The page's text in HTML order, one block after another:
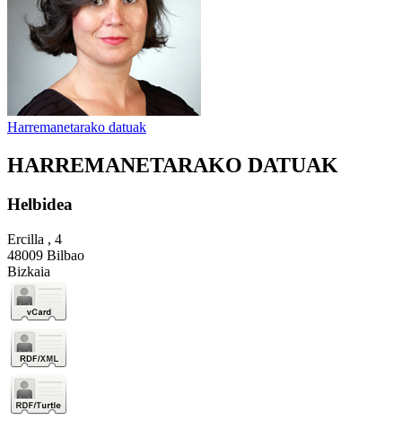
Harremanetarako datuak
HARREMANETARAKO DATUAK
Helbidea
Ercilla , 4
48009 Bilbao
Bizkaia